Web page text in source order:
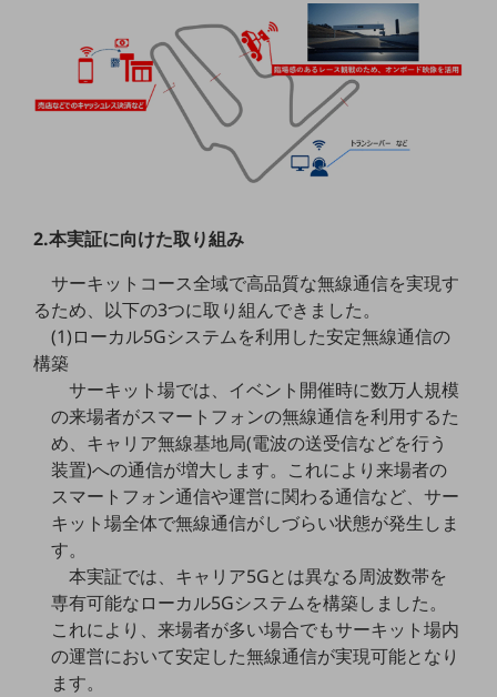
コミュニケーション・情報共有
マーケティング
業務効率化
地域共創・地方創生
セキュリティ対策
遠隔監視
顧客体験（CX）改善
自動化・省電化
人材不足解消
業種・業態で探す
業種・業態で探すTOP
一次産業
医療・介護
2.本実証に向けた取り組み
サーキットコース全域で高品質な無線通信を実現す
るため、以下の3つに取り組んできました。
(1)ローカル5Gシステムを利用した安定無線通信の
構築
サーキット場では、イベント開催時に数万人規模
の来場者がスマートフォンの無線通信を利用するた
め、キャリア無線基地局(電波の送受信などを行う
装置)への通信が増大します。これにより来場者の
スマートフォン通信や運営に関わる通信など、サー
キット場全体で無線通信がしづらい状態が発生しま
す。
本実証では、キャリア5Gとは異なる周波数帯を
専有可能なローカル5Gシステムを構築しました。
これにより、来場者が多い場合でもサーキット場内
の運営において安定した無線通信が実現可能となり
ます。